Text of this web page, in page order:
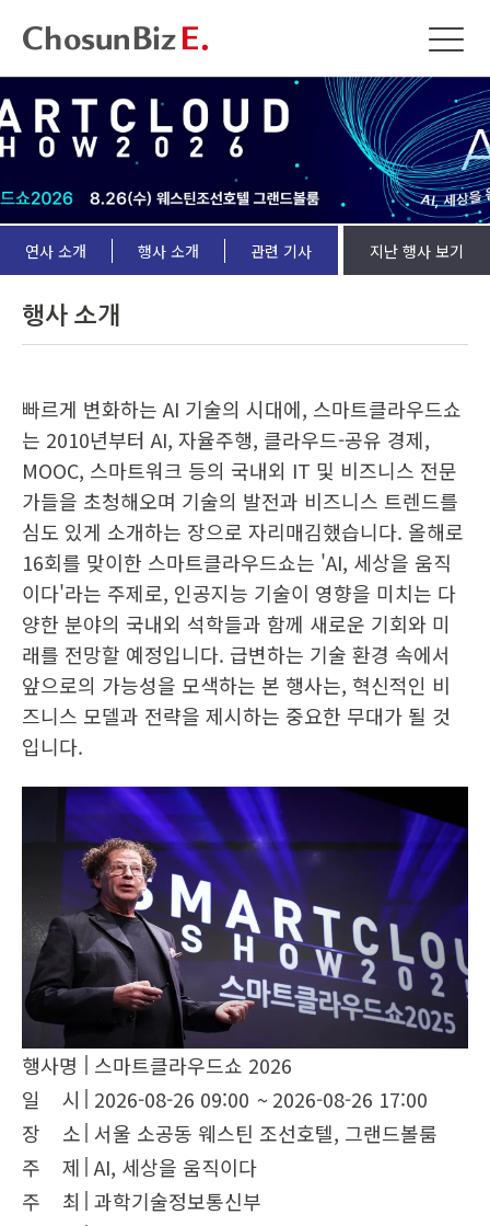
연사 소개 행사 소개 관련 기사 지난 행사 보기
행사 소개
빠르게 변화하는 AI 기술의 시대에, 스마트클라우드쇼
는 2010년부터 AI, 자율주행, 클라우드-공유 경제,
MOOC, 스마트워크 등의 국내외 IT 및 비즈니스 전문
가들을 초청해오며 기술의 발전과 비즈니스 트렌드를
심도 있게 소개하는 장으로 자리매김했습니다. 올해로
16회를 맞이한 스마트클라우드쇼는 'AI, 세상을 움직
이다'라는 주제로, 인공지능 기술이 영향을 미치는 다
양한 분야의 국내외 석학들과 함께 새로운 기회와 미
래를 전망할 예정입니다. 급변하는 기술 환경 속에서
앞으로의 가능성을 모색하는 본 행사는, 혁신적인 비
즈니스 모델과 전략을 제시하는 중요한 무대가 될 것
입니다.
행사명
스마트클라우드쇼 2026
일 시
2026-08-26 09:00 ~ 2026-08-26 17:00
장 소 서울 소공동 웨스틴 조선호텔, 그랜드볼룸
주 제 AI, 세상을 움직이다
주 최 과학기술정보통신부